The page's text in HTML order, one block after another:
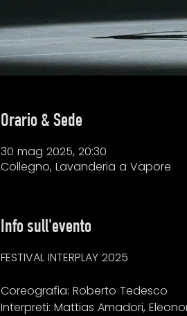
Orario & Sede
30 mag 2025, 20:30
Collegno, Lavanderia a Vapore
Info sull'evento
FESTIVAL INTERPLAY 2025
Coreografia: Roberto Tedesco
Interpreti: Mattias Amadori,